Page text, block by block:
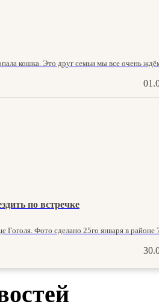
кошка. Это друг семьи мы все очень
по встречке
Гоголя. Фото сделано 25го января в районе